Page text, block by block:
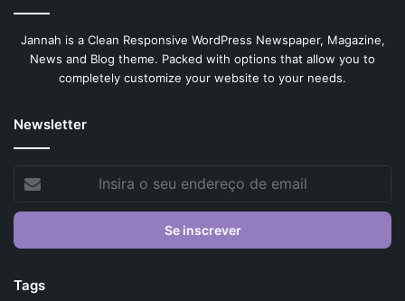
Jannah is a Clean Responsive WordPress Newspaper, Magazine,
News and Blog theme. Packed with options that allow you to
completely customize your website to your needs.
Newsletter
seu
de
Tags